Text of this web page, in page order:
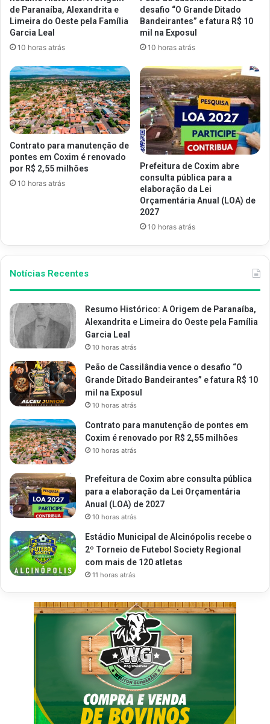
de Paranaíba, Alexandrita e
Limeira do Oeste pela Família
Garcia Leal
10 horas atrás
desafio “O Grande Ditado
Bandeirantes” e fatura R$ 10
mil na Exposul
10 horas atrás
Contrato para manutenção de
pontes em Coxim é renovado
por R$ 2,55 milhões
10 horas atrás
Prefeitura de Coxim abre
consulta pública para a
elaboração da Lei
Orçamentária Anual (LOA) de
2027
10 horas atrás
Notícias Recentes
Resumo Histórico: A Origem de Paranaíba,
Alexandrita e Limeira do Oeste pela Família
Garcia Leal
10 horas atrás
Peão de Cassilândia vence o desafio “O
Grande Ditado Bandeirantes” e fatura R$ 10
mil na Exposul
10 horas atrás
Contrato para manutenção de pontes em
Coxim é renovado por R$ 2,55 milhões
10 horas atrás
Prefeitura de Coxim abre consulta pública
para a elaboração da Lei Orçamentária
Anual (LOA) de 2027
10 horas atrás
Estádio Municipal de Alcinópolis recebe o
2º Torneio de Futebol Society Regional
com mais de 120 atletas
11 horas atrás